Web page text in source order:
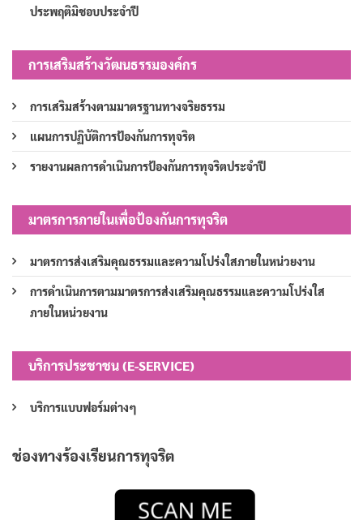
ประพฤติมิชอบประจำปี
การเสริมสร้างวัฒนธรรมองค์กร
การเสริมสร้างตามมาตรฐานทางจริยธรรม
แผนการปฏิบัติการป้องกันการทุจริต
รายงานผลการดำเนินการป้องกันการทุจริตประจำปี
มาตรการภายในเพื่อป้องกันการทุจริต
มาตรการส่งเสริมคุณธรรมและความโปร่งใสภายในหน่วยงาน
การดำเนินการตามมาตรการส่งเสริมคุณธรรมและความโปร่งใส
ภายในหน่วยงาน
บริการประชาชน (E-SERVICE)
บริการแบบฟอร์มต่างๆ
ช่องทางร้องเรียนการทุจริต